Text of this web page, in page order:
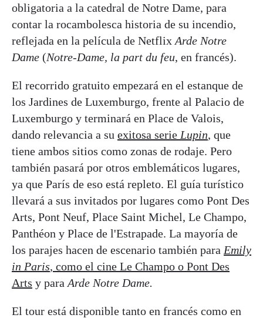
obligatoria a la catedral de Notre Dame, para
contar la rocambolesca historia de su incendio,
reflejada en la película de Netflix Arde Notre
Dame (Notre-Dame, la part du feu, en francés).
El recorrido gratuito empezará en el estanque de
los Jardines de Luxemburgo, frente al Palacio de
Luxemburgo y terminará en Place de Valois,
dando relevancia a su exitosa serie Lupin, que
tiene ambos sitios como zonas de rodaje. Pero
también pasará por otros emblemáticos lugares,
ya que París de eso está repleto. El guía turístico
llevará a sus invitados por lugares como Pont Des
Arts, Pont Neuf, Place Saint Michel, Le Champo,
Panthéon y Place de l'Estrapade. La mayoría de
los parajes hacen de escenario también para Emily
in Paris, como el cine Le Champo o Pont Des
Arts y para Arde Notre Dame.
El tour está disponible tanto en francés como en